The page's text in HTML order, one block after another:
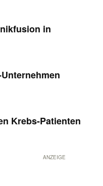
in
Krebs-Patienten
ANZEIGE